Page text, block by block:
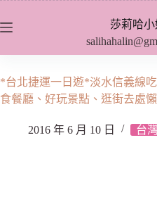
至
內
容
莎莉哈小
*台北捷運一日遊*淡水信義線
食餐廳、好玩景點、逛街去處
2016 年 6 月 10 日 台